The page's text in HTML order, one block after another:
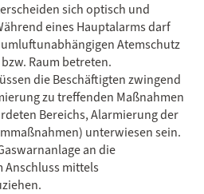
sich optisch und
eines Hauptalarms darf
Atemschutz
Raum betreten.
die Beschäftigten zwingend
zu treffenden Maßnahmen
Bereichs, Alarmierung der
unterwiesen sein.
an die
Anschluss mittels